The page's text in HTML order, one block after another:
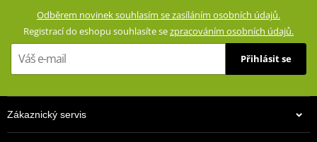
Oblasti náchylné k pádu zesílené dvojitou vrstvou materiálu
Velké síťované panely pro optimální ventilaci
Nastavení šířky v pase
Konce rukávů se dvěma suchými zipy a zipem
Velká zadní kapsa
Odběrem novinek souhlasím se zasíláním osobních údajů.
Registrací do eshopu souhlasíte sezpracováním osobních údajů.
Přihlásit se
Zákaznický servis